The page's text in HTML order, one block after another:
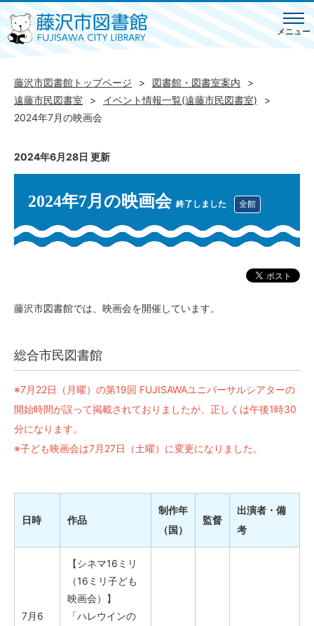
メニュー
藤沢市図書館トップページ
図書館・図書室案内
遠藤市民図書室
イベント情報一覧(遠藤市民図書室)
2024年7月の映画会
2024年6月28日 更新
2024年7月の映画会 終了しました 全館
藤沢市図書館では、映画会を開催しています。
総合市民図書館
※7月22日（月曜）の第19回 FUJISAWAユニバーサルシアターの
開始時間が誤って掲載されておりましたが、正しくは午後1時30
分になります。
※子ども映画会は7月27日（土曜）に変更になりました。
日時 作品
制作年
（国）
監督
出演者・備
考
7月6
【シネマ16ミリ
（16ミリ子ども
映画会）】
「ハレウインの